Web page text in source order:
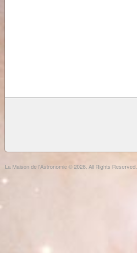
La Maison de l'Astronomie © 2026. All Rights Reserved.